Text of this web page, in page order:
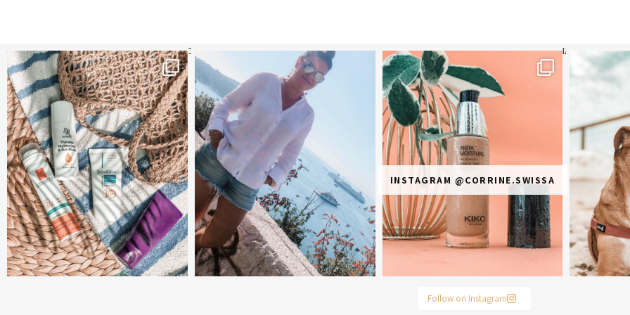
INSTAGRAM @CORRINE.SWISSA
הראשונה או מקדמי הגנה מומלצים - עכשיו ב
Follow on Instagram